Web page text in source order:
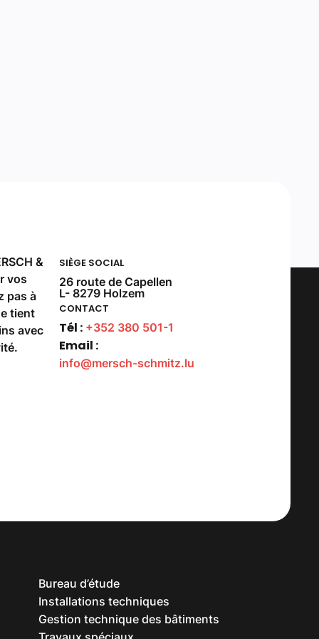
&
vos
pas à
tient
avec
SIÈGE SOCIAL
26 route de Capellen
L- 8279 Holzem
CONTACT
Tél : +352 380 501-1
Email :
info@mersch-schmitz.lu
Bureau d’étude
Installations techniques
Gestion technique des bâtiments